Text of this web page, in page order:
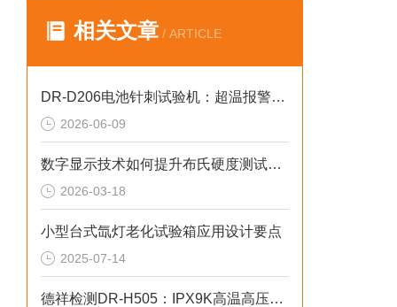
相关文章 / ARTICLE
DR-D206电池针刺试验机：超温报警设定与故障复位安全操作指南
2026-06-09
数字显示技术如何提升布氏硬度测试的精度与重复性
2026-03-18
小型台式氙灯老化试验箱应用设计要点
2025-07-14
德祥检测DR-H505：IPX9K高温高压喷射试验箱选型标准